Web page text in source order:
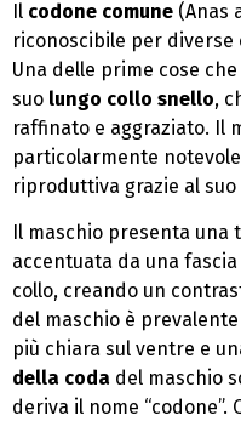
Il codone comune (Anas
riconoscibile per
Una delle prime cose
suo lungo collo snello,
raffinato e aggraziato. Il
particolarmente
riproduttiva grazie al suo
Il maschio presenta una
accentuata da una
collo, creando un
del maschio è
più chiara sul ventre e
della coda del maschio
deriva il nome